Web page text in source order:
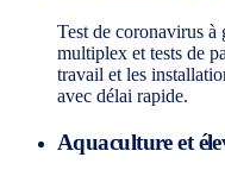
Test de coronavirus à
multiplex et tests de
travail et les
avec délai rapide.
Aquaculture et